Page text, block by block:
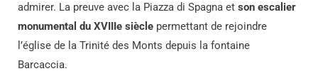
admirer. La preuve avec la Piazza di Spagna et son escalier
monumental du XVIIIe siècle permettant de rejoindre
l’église de la Trinité des Monts depuis la fontaine
Barcaccia.